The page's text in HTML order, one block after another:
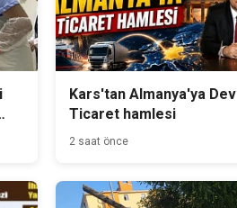
Kars'tan Almanya'ya Dev
Ticaret hamlesi
2 saat önce